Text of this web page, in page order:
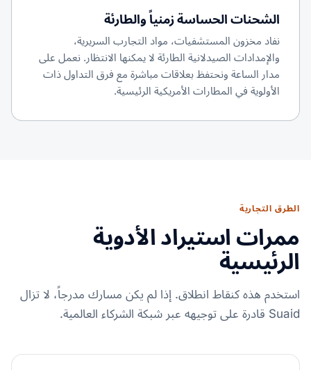
الشحنات الحساسة زمنياً والطارئة
نفاد مخزون المستشفيات، مواد التجارب السريرية،
والإمدادات الصيدلانية الطارئة لا يمكنها الانتظار. نعمل على
مدار الساعة ونحتفظ بعلاقات مباشرة مع فرق التداول ذات
الأولوية في المطارات الأمريكية الرئيسية.
الطرق التجارية
ممرات استيراد الأدوية
الرئيسية
استخدم هذه كنقاط انطلاق. إذا لم يكن مسارك مدرجاً، لا تزال
Suaid قادرة على توجيهه عبر شبكة الشركاء العالمية.